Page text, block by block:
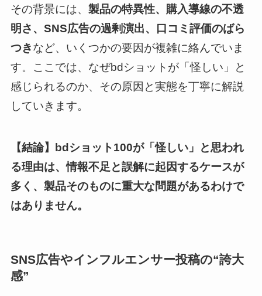
その背景には、 製品の特異性、購入導線の不透
明さ、SNS広告の過剰演出、口コミ評価のばら
つきなど、いくつかの要因が複雑に絡んでいま
す。ここでは、なぜbdショットが「怪しい」と
感じられるのか、その原因と実態を丁寧に解説
していきます。
【結論】bdショット100が「怪しい」と思われ
る理由は、情報不足と誤解に起因するケースが
多く、製品そのものに重大な問題があるわけで
はありません。
SNS広告やインフルエンサー投稿の“誇大
感”